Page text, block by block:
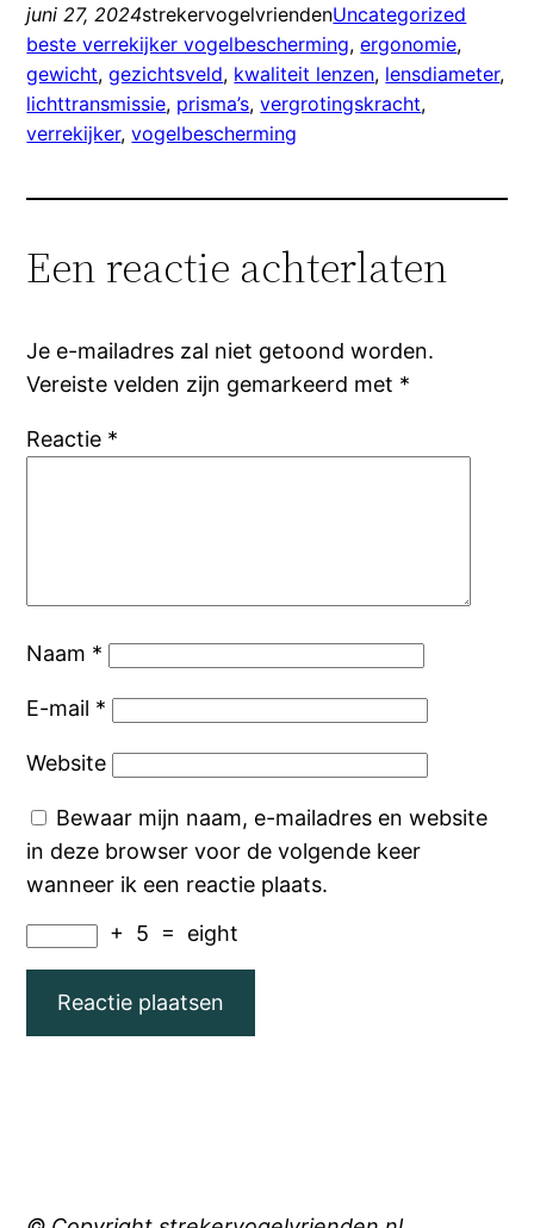
juni 27, 2024strekervogelvriendenUncategorized
beste verrekijker vogelbescherming, ergonomie
gewicht, gezichtsveld, kwaliteit lenzen, lensdiameter
lichttransmissie, prisma’s, vergrotingskracht
verrekijker, vogelbescherming
Een reactie achterlaten
Je e-mailadres zal niet getoond worden.
Vereiste velden zijn gemarkeerd met *
Reactie *
Naam *
E-mail *
Website
Bewaar mijn naam, e-mailadres en website
in deze browser voor de volgende keer
wanneer ik een reactie plaats.
+ 5 = eight